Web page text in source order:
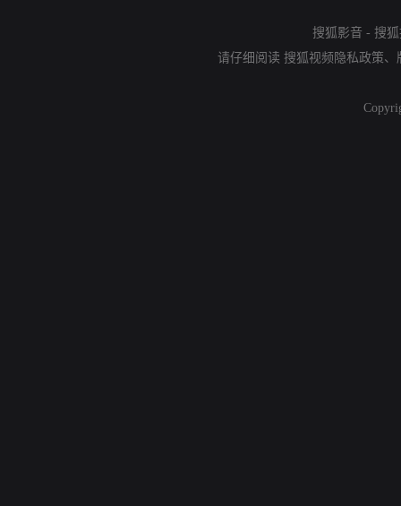
搜狐影音 - 搜
请仔细阅读 搜狐视频隐私政策、